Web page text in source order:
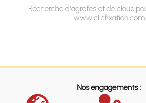
Recherche d'agrafes et de clous
www.clicfixation.com
Nos engagements :